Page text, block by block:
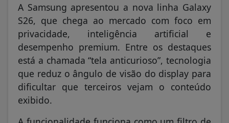
A Samsung apresentou a nova linha Galaxy
S26, que chega ao mercado com foco em
privacidade, inteligência artificial e
desempenho premium. Entre os destaques
está a chamada “tela anticurioso”, tecnologia
que reduz o ângulo de visão do display para
dificultar que terceiros vejam o conteúdo
exibido.